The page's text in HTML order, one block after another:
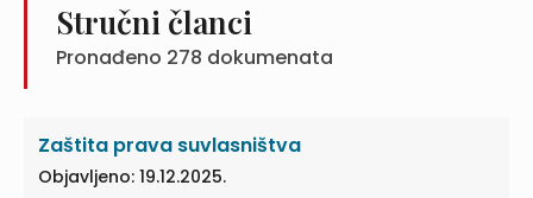
Stručni članci
Pronađeno 278 dokumenata
Zaštita prava suvlasništva
Objavljeno: 19.12.2025.